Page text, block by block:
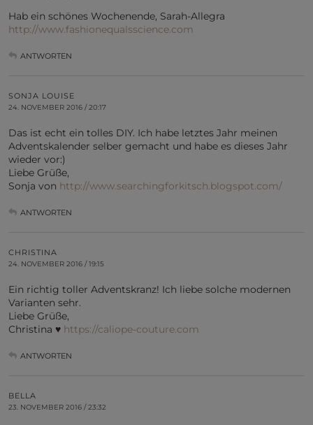
Hab ein schönes Wochenende, Sarah-Allegra
http://www.fashionequalsscience.com
ANTWORTEN
SONJA LOUISE
24. NOVEMBER 2016 / 20:17
Das ist echt ein tolles DIY. Ich habe letztes Jahr meinen
Adventskalender selber gemacht und habe es dieses Jahr
wieder vor:)
Liebe Grüße,
Sonja von http://www.searchingforkitsch.blogspot.com/
ANTWORTEN
CHRISTINA
24. NOVEMBER 2016 / 19:15
Ein richtig toller Adventskranz! Ich liebe solche modernen
Varianten sehr.
Liebe Grüße,
Christina ♥ https://caliope-couture.com
ANTWORTEN
BELLA
23. NOVEMBER 2016 / 23:32